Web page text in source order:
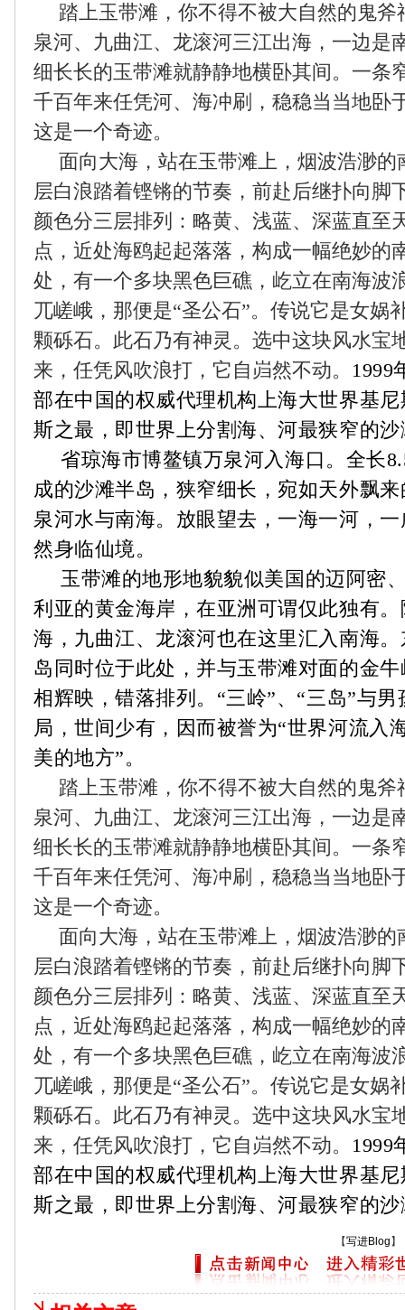
踏上玉带滩，你不得不被大自然的鬼
泉河、九曲江、龙滚河三江出海，一边是
细长长的玉带滩就静静地横卧其间。一条
千百年来任凭河、海冲刷，稳稳当当地卧
这是一个奇迹。
面向大海，站在玉带滩上，烟波浩渺
层白浪踏着铿锵的节奏，前赴后继扑向脚
颜色分三层排列：略黄、浅蓝、深蓝直至
点，近处海鸥起起落落，构成一幅绝妙的
处，有一个多块黑色巨礁，屹立在南海波
兀嵯峨，那便是“圣公石”。传说它是女娲
颗砾石。此石乃有神灵。选中这块风水宝
来，任凭风吹浪打，它自岿然不动。 1999
部在中国的权威代理机构上海大世界基
斯之最，即世界上分割海、河最狭窄的
省琼海市博鳌镇万泉河入海口。全长
成的沙滩半岛，狭窄细长，宛如天外飘
泉河水与南海。放眼望去，一海一河，
然身临仙境。
玉带滩的地形地貌貌似美国的迈阿密
利亚的黄金海岸，在亚洲可谓仅此独有
海，九曲江、龙滚河也在这里汇入南海
岛同时位于此处，并与玉带滩对面的金
相辉映，错落排列。“三岭”、“三岛”与
局，世间少有，因而被誉为“世界河流入
美的地方”。
踏上玉带滩，你不得不被大自然的鬼
泉河、九曲江、龙滚河三江出海，一边是
细长长的玉带滩就静静地横卧其间。一条
千百年来任凭河、海冲刷，稳稳当当地卧
这是一个奇迹。
面向大海，站在玉带滩上，烟波浩渺
层白浪踏着铿锵的节奏，前赴后继扑向脚
颜色分三层排列：略黄、浅蓝、深蓝直至
点，近处海鸥起起落落，构成一幅绝妙的
处，有一个多块黑色巨礁，屹立在南海波
兀嵯峨，那便是“圣公石”。传说它是女娲
颗砾石。此石乃有神灵。选中这块风水宝
来，任凭风吹浪打，它自岿然不动。 1999
部在中国的权威代理机构上海大世界基
斯之最，即世界上分割海、河最狭窄的
【写进Blog 】